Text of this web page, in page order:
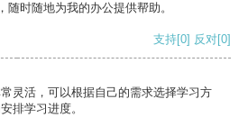
时随地为我的办公提供帮助。
支持[0] 反对[0]
灵活，可以根据自己的需求选择学习方
排学习进度。